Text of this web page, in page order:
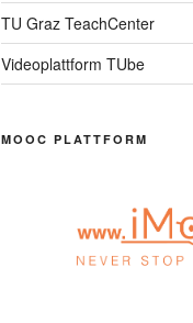
TU Graz TeachCenter
Videoplattform TUbe
MOOC PLATTFORM